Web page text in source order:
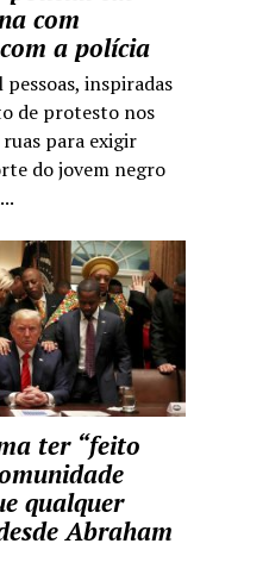
com
a polícia
pessoas, inspiradas
de protesto nos
ruas para exigir
do jovem negro
ter “feito
qualquer
Abraham